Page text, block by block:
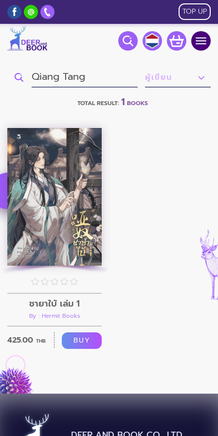
TOP UP
TOTAL RESULT: 1 BOOKS
ชายาใบ้ เล่ม 1
By : Hermit Books
425.00 THB. BUY